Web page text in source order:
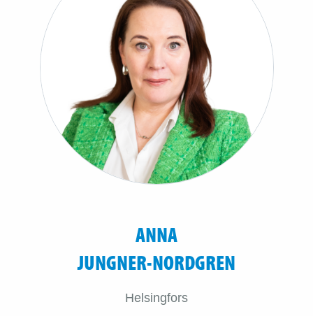
ANNA
JUNGNER-NORDGREN
Helsingfors